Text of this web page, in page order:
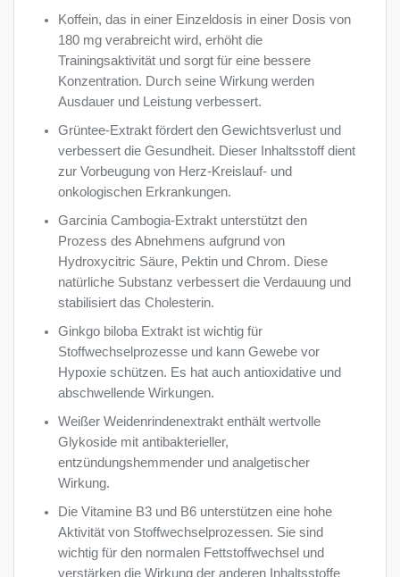
Koffein, das in einer Einzeldosis in einer Dosis von
180 mg verabreicht wird, erhöht die
Trainingsaktivität und sorgt für eine bessere
Konzentration. Durch seine Wirkung werden
Ausdauer und Leistung verbessert.
Grüntee-Extrakt fördert den Gewichtsverlust und
verbessert die Gesundheit. Dieser Inhaltsstoff dient
zur Vorbeugung von Herz-Kreislauf- und
onkologischen Erkrankungen.
Garcinia Cambogia-Extrakt unterstützt den
Prozess des Abnehmens aufgrund von
Hydroxycitric Säure, Pektin und Chrom. Diese
natürliche Substanz verbessert die Verdauung und
stabilisiert das Cholesterin.
Ginkgo biloba Extrakt ist wichtig für
Stoffwechselprozesse und kann Gewebe vor
Hypoxie schützen. Es hat auch antioxidative und
abschwellende Wirkungen.
Weißer Weidenrindenextrakt enthält wertvolle
Glykoside mit antibakterieller,
entzündungshemmender und analgetischer
Wirkung.
Die Vitamine B3 und B6 unterstützen eine hohe
Aktivität von Stoffwechselprozessen. Sie sind
wichtig für den normalen Fettstoffwechsel und
verstärken die Wirkung der anderen Inhaltsstoffe